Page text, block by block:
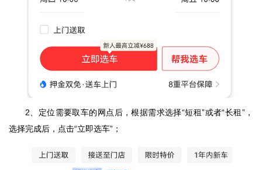
2、定位需要取车的网点后，根据需求选择“短租”或者“长租”，
选择完成后，点击“立即选车”；